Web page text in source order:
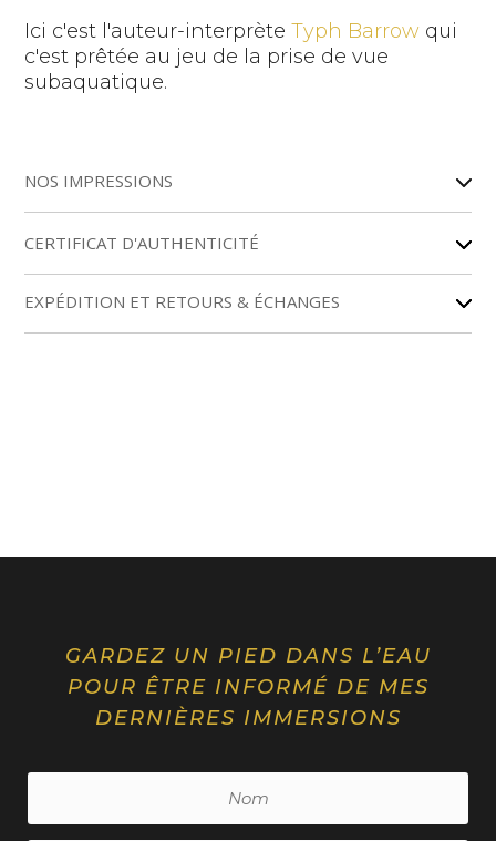
Ici c'est l'auteur-interprèteTyph Barrow qui
c'est prêtée au jeu de la prise de vue
subaquatique.
NOS IMPRESSIONS
CERTIFICAT D'AUTHENTICITÉ
EXPÉDITION ET RETOURS & ÉCHANGES
GARDEZ UN PIED DANS L’EAU
POUR ÊTRE INFORMÉ DE MES
DERNIÈRES IMMERSIONS